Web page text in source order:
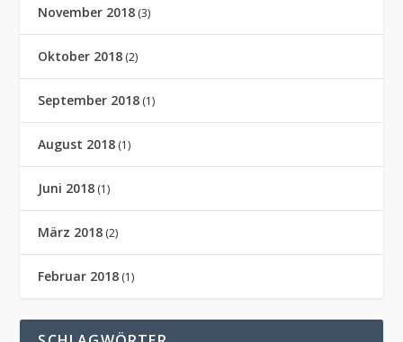
November 2018 (3)
Oktober 2018 (2)
September 2018 (1)
August 2018 (1)
Juni 2018 (1)
März 2018 (2)
Februar 2018 (1)